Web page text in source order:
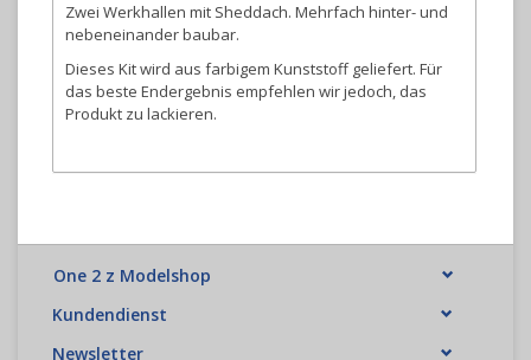
Zwei Werkhallen mit Sheddach. Mehrfach hinter- und
nebeneinander baubar.
Dieses Kit wird aus farbigem Kunststoff geliefert. Für
das beste Endergebnis empfehlen wir jedoch, das
Produkt zu lackieren.
One 2 z Modelshop
Kundendienst
Newsletter